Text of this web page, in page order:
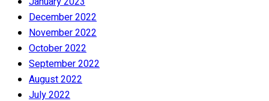
December 2022
November 2022
October 2022
September 2022
August 2022
July 2022